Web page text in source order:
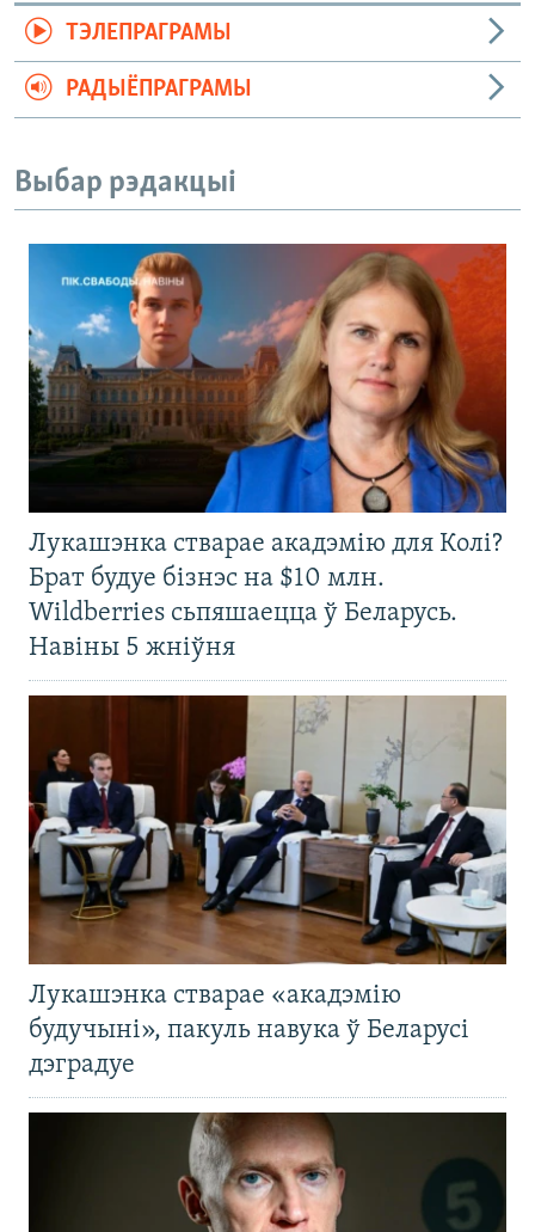
ТЭЛЕПРАГРАМЫ
РАДЫЁПРАГРАМЫ
Выбар рэдакцыі
Лукашэнка стварае акадэмію для Колі?
Брат будуе бізнэс на $10 млн.
Wildberries сьпяшаецца ў Беларусь.
Навіны 5 жніўня
Лукашэнка стварае «акадэмію
будучыні», пакуль навука ў Беларусі
дэградуе